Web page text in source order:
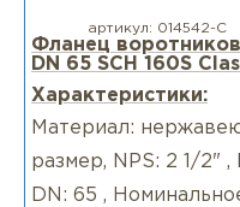
артикул: 014542-С
Фланец
DN 65 SCH 160S
Характеристики:
Материал:
размер, NPS: 2 1/2"
DN: 65 ,